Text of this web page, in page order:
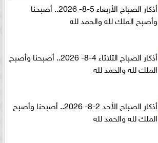
أذكار الصباح الأربعاء 5-8- 2026.. أصبحنا
وأصبح الملك لله والحمد لله
أذكار الصباح الثلاثاء 4-8- 2026.. أصبحنا وأصبح
الملك لله والحمد لله
أذكار الصباح الأحد 2-8- 2026.. أصبحنا وأصبح
الملك لله والحمد لله